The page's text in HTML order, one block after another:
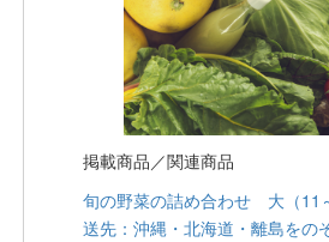
掲載商品／関連商品
旬の野菜の詰め合わせ 大（11
送先：沖縄・北海道・離島をの